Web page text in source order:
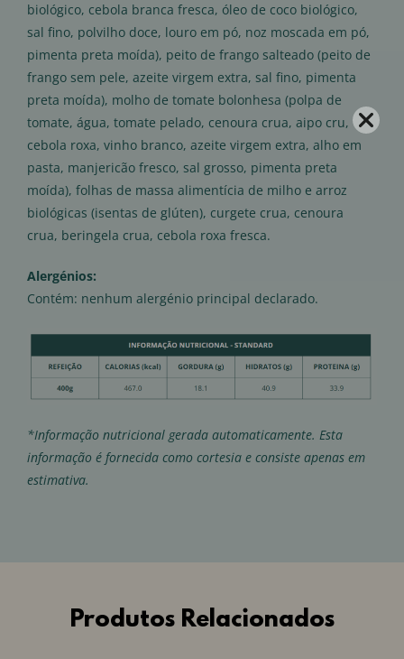
biológico, cebola branca fresca, óleo de coco biológico,
sal fino, polvilho doce, louro em pó, noz moscada em pó,
pimenta preta moída), peito de frango salteado (peito de
frango sem pele, azeite virgem extra, sal fino, pimenta
preta moída), molho de tomate bolonhesa (polpa de
tomate, água, tomate pelado, cenoura crua, aipo cru,
cebola roxa, vinho branco, azeite virgem extra, alho em
pasta, manjericão fresco, sal grosso, pimenta preta
moída), folhas de massa alimentícia de milho e arroz
biológicas (isentas de glúten), curgete crua, cenoura
crua, beringela crua, cebola roxa fresca.
Alergénios:
Contém: nenhum alergénio principal declarado.
*Informação nutricional gerada automaticamente. Esta
informação é fornecida como cortesia e consiste apenas em
estimativa.
Produtos Relacionados